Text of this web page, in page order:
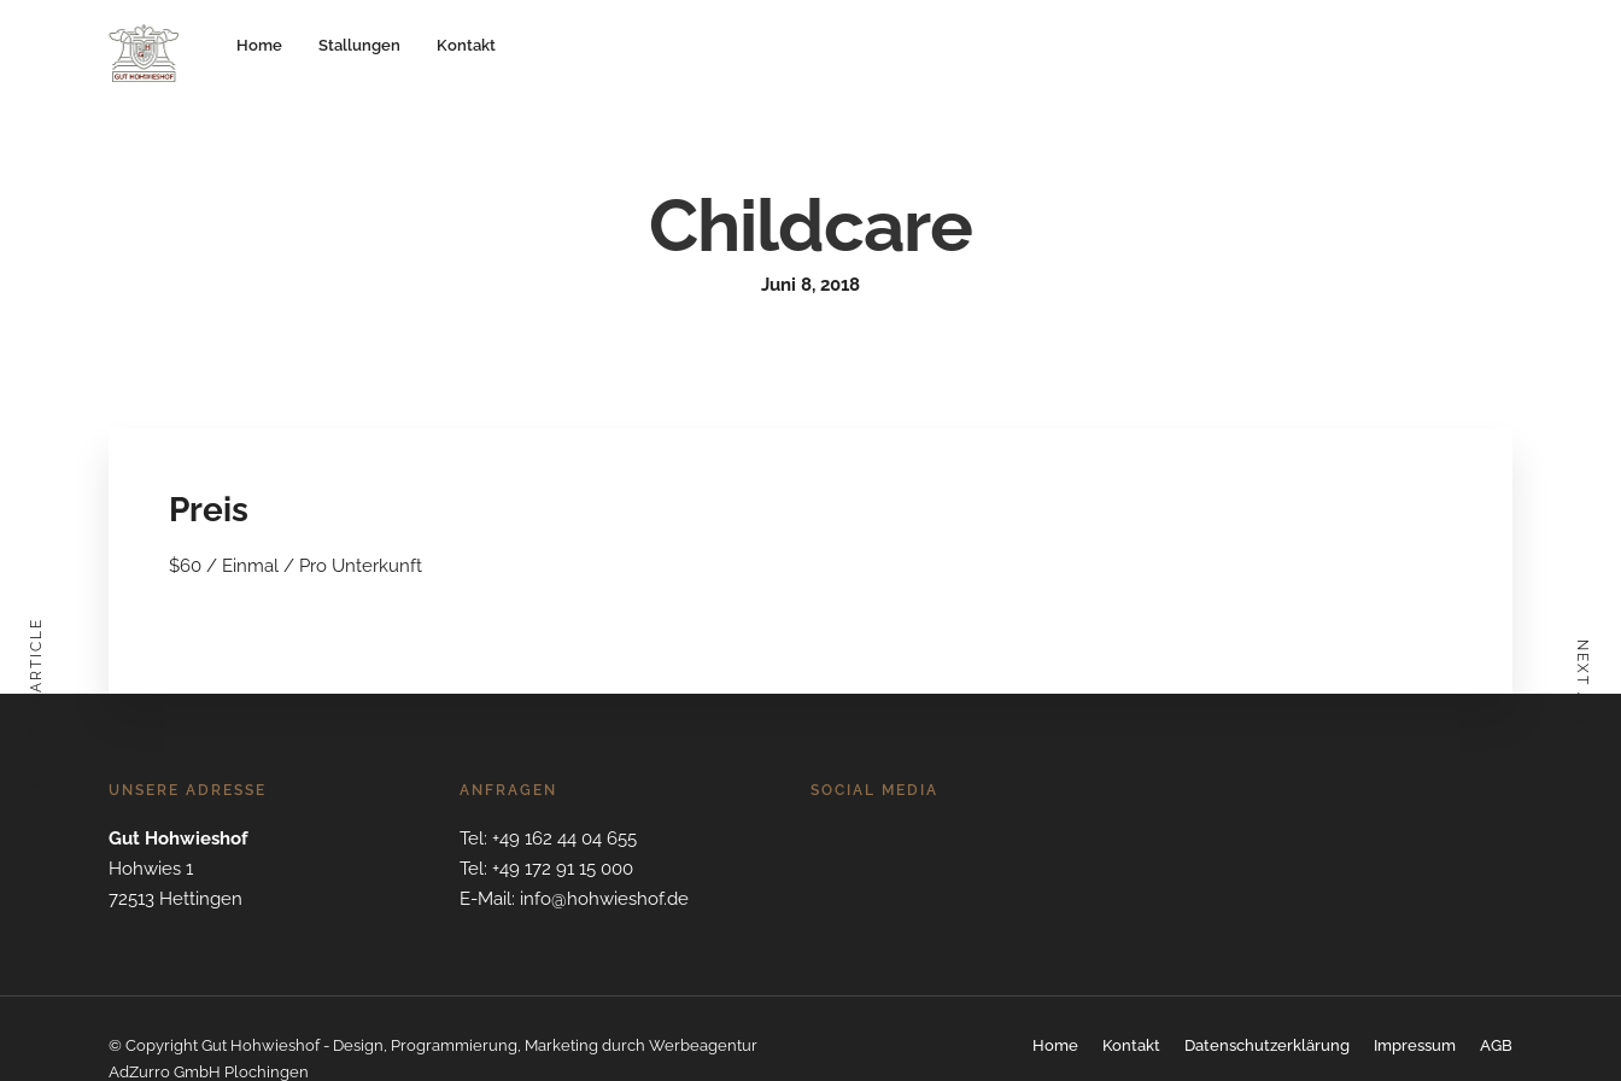
Home Stallungen Kontakt
Childcare
Juni 8, 2018
Preis
$60 / Einmal / Pro Unterkunft
PREVIOUS ARTICLE NEXT ARTICLE
UNSERE ADRESSE
Gut Hohwieshof
Hohwies 1
72513 Hettingen
ANFRAGEN
Tel: +49 162 44 04 655
Tel: +49 172 91 15 000
E-Mail: info@hohwieshof.de
SOCIAL MEDIA
Home Kontakt Datenschutzerklärung Impressum AGB
© Copyright Gut Hohwieshof - Design, Programmierung, Marketing durch Werbeagentur
AdZurro GmbH Plochingen